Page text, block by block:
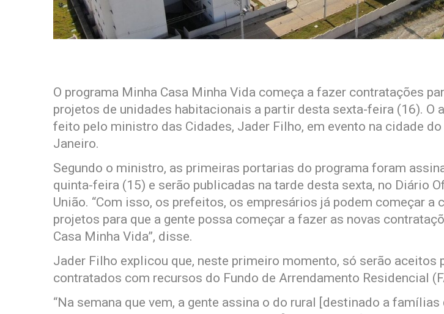
O programa Minha Casa Minha Vida começa a fazer contratações
projetos de unidades habitacionais a partir desta sexta-feira (16). O
feito pelo ministro das Cidades, Jader Filho, em evento na cidade do
Janeiro.
Segundo o ministro, as primeiras portarias do programa foram
quinta-feira (15) e serão publicadas na tarde desta sexta, no Diário
União. “Com isso, os prefeitos, os empresários já podem começar a
projetos para que a gente possa começar a fazer as novas
Casa Minha Vida”, disse.
Jader Filho explicou que, neste primeiro momento, só serão aceitos
contratados com recursos do Fundo de Arrendamento Residencial
“Na semana que vem, a gente assina o do rural [destinado a famílias